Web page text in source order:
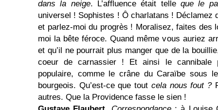
dans la neige. L’affluence était telleque le
universel ! Sophistes ! Ô charlatans ! Déclamez
et parlez-moi du progrès ! Moralisez, faites des
moi la bête féroce. Quand même vous auriez
et qu’il ne pourrait plus manger que de la
coeur de carnassier ! Et ainsi le cannibale
populaire, comme le crâne du Caraïbe sous
bourgeois. Qu’est-ce que tout cela nous fout ?
autres. Que la Providence fasse le sien !